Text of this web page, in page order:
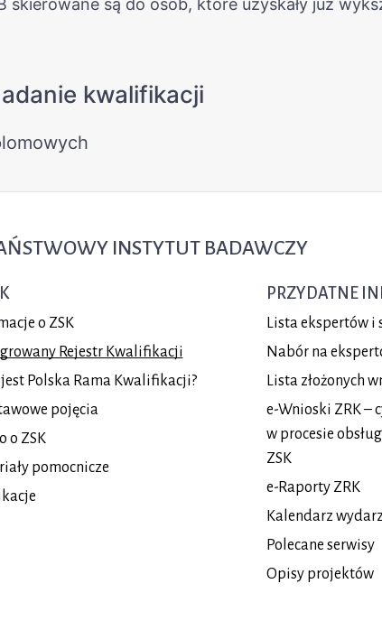
INSTYTUT BADAWCZY
o ZSK
Rejestr Kwalifikacji
jest Polska Rama Kwalifikacji?
pojęcia
o ZSK
pomocnicze
PRZYDATNE
Lista ekspertów i
Nabór na
Lista złożonych
e-Wnioski ZRK –
w procesie
ZSK
e-Raporty ZRK
Kalendarz
Polecane serwisy
Opisy projektów